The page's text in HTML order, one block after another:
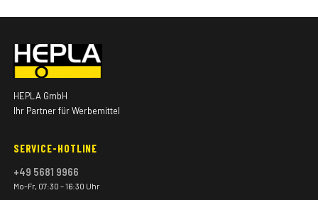
HEPLA GmbH
Ihr Partner für Werbemittel
SERVICE-HOTLINE
+49 5681 9966
Mo–Fr, 07:30 – 16:30 Uhr